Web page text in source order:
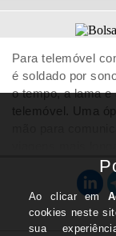
Para telemóvel
é soldado por
o tempo, a lama
telemóvel. Uma
protecção e uma
do telemóvel.